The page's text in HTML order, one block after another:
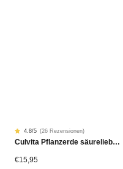
Rated
4.81
von
26
Kundenstimmen
4.8/5 (26 Rezensionen)
Culvita Pflanzerde säureliebende Pflanzen Bio 40 Liter
€15,95